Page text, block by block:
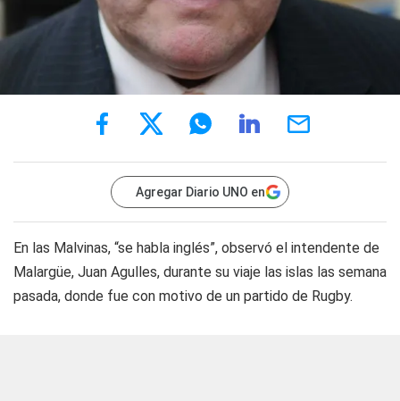
Agregar Diario UNO en
En las Malvinas, “se habla inglés”, observó el intendente de
Malargüe, Juan Agulles, durante su viaje las islas las semana
pasada, donde fue con motivo de un partido de Rugby.